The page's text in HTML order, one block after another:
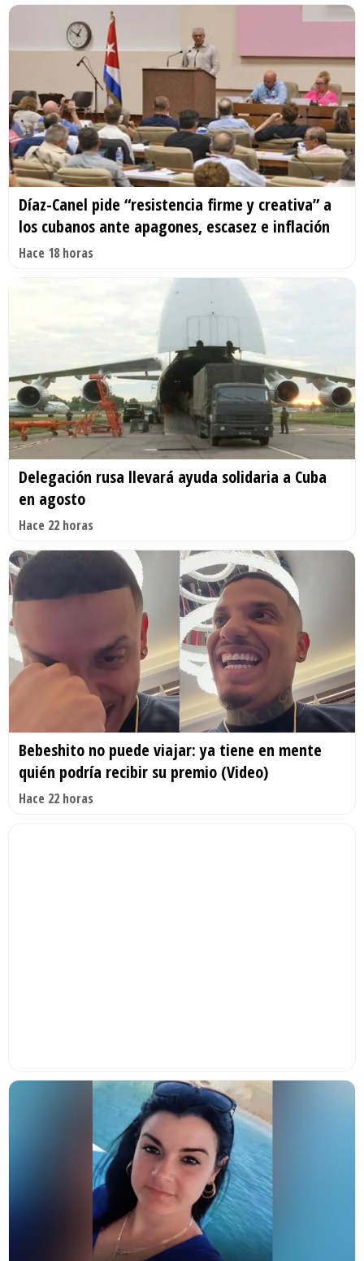
Díaz-Canel pide “resistencia firme y creativa” a
los cubanos ante apagones, escasez e inflación
Hace 18 horas
Delegación rusa llevará ayuda solidaria a Cuba
en agosto
Hace 22 horas
Bebeshito no puede viajar: ya tiene en mente
quién podría recibir su premio (Video)
Hace 22 horas